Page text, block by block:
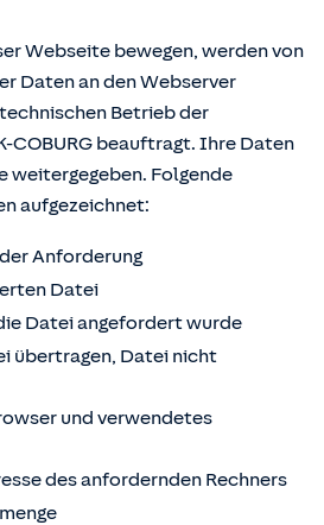
Webseite bewegen, werden von
Daten an den Webserver
Betrieb der
COBURG beauftragt. Ihre Daten
weitergegeben. Folgende
aufgezeichnet:
Anforderung
Datei
Datei angefordert wurde
übertragen, Datei nicht
und verwendetes
des anfordernden Rechners